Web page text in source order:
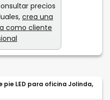
precios
crea una
como cliente
LED para oficina Jolinda,